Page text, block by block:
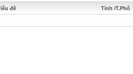
đề Tỉnh /T.Phố